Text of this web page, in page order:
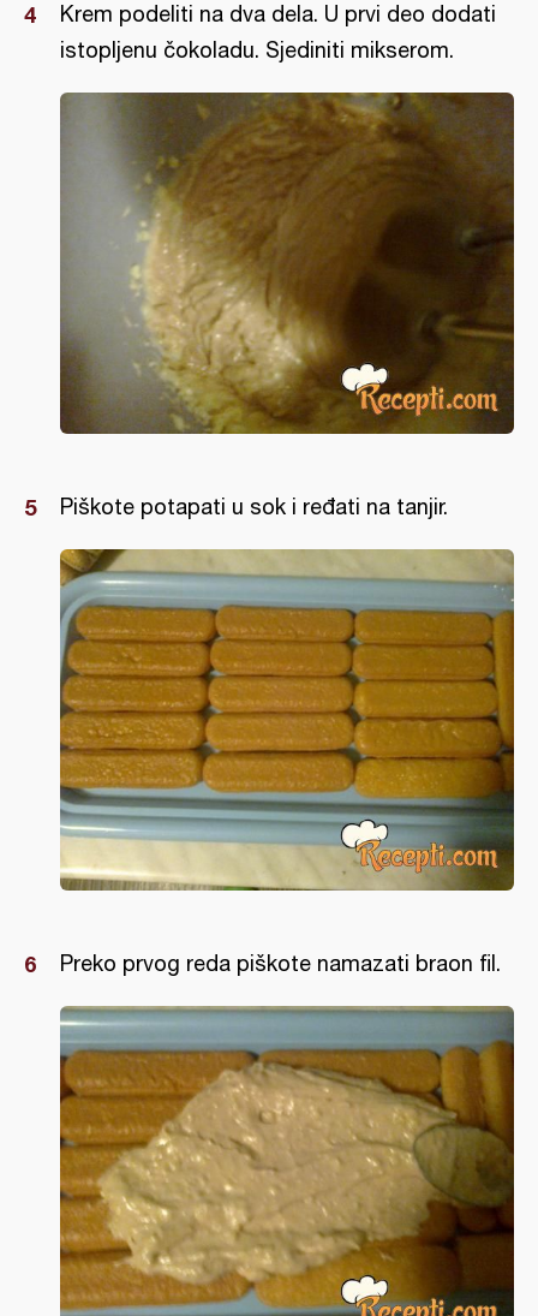
Krem podeliti na dva dela. U prvi deo dodati
istopljenu čokoladu. Sjediniti mikserom.
Piškote potapati u sok i ređati na tanjir.
Preko prvog reda piškote namazati braon fil.